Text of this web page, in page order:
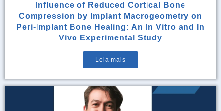
Influence of Reduced Cortical Bone
Compression by Implant Macrogeometry on
Peri-Implant Bone Healing: An In Vitro and In
Vivo Experimental Study
Leia mais